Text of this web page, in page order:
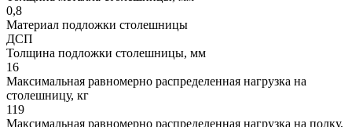
0,8
Материал подложки столешницы
ДСП
Толщина подложки столешницы, мм
16
Максимальная равномерно распределенная нагрузка на
столешницу, кг
119
Максимальная равномерно распределенная нагрузка на полку,